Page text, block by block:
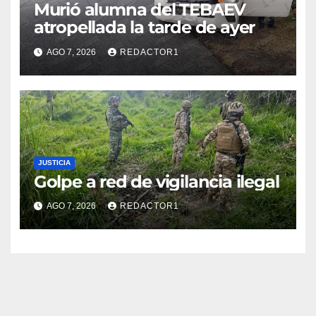
Murió alumna del TEBAEV
atropellada la tarde de ayer
AGO 7, 2026 REDACTOR1
JUSTICIA
Golpe a red de vigilancia ilegal
AGO 7, 2026 REDACTOR1